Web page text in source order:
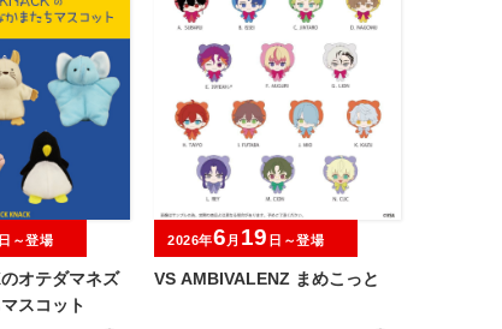
オテダマネズ
スコット
日～登場
VS AMBIVALENZ まめこっと
2026年6 月 19 日～登場